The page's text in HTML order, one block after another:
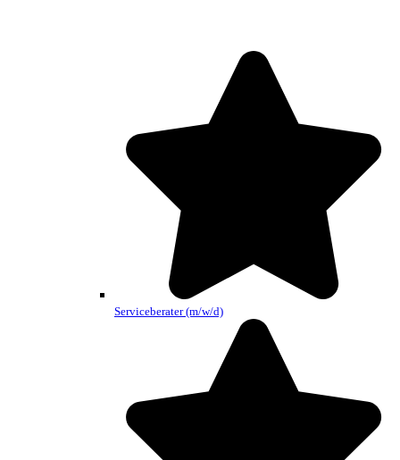
Serviceberater (m/w/d)